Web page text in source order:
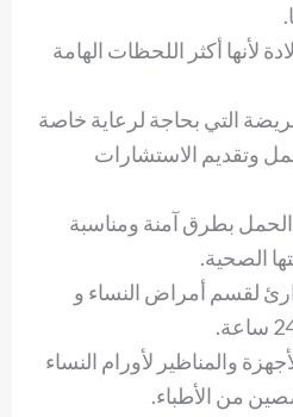
لأنها أكثر اللحظات الهامة
التي بحاجة لرعاية خاصة
وتقديم الاستشارات
بطرق آمنة ومناسبة
الصحية.
لقسم أمراض النساء و
والمناظير لأورام النساء
من الأطباء.